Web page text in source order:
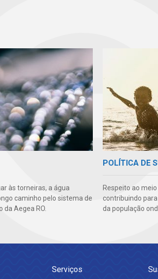
às torneiras, a água
caminho pelo sistema de
da Aegea RO.
POLÍTICA DE
Respeito ao
contribuindo
da população
Serviços